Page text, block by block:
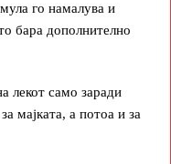
го намалува и
бара дополнително
лекот само заради
мајката, а потоа и за